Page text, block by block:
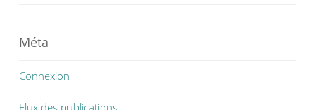
Méta
Connexion
Flux des publications